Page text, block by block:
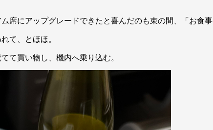
席にアップグレードできたと喜んだのも束の間、「お食事
て、とほほ。
て買い物し、機内へ乗り込む。